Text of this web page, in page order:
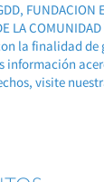
FUNDACION
LA
la finalidad de
información
visite